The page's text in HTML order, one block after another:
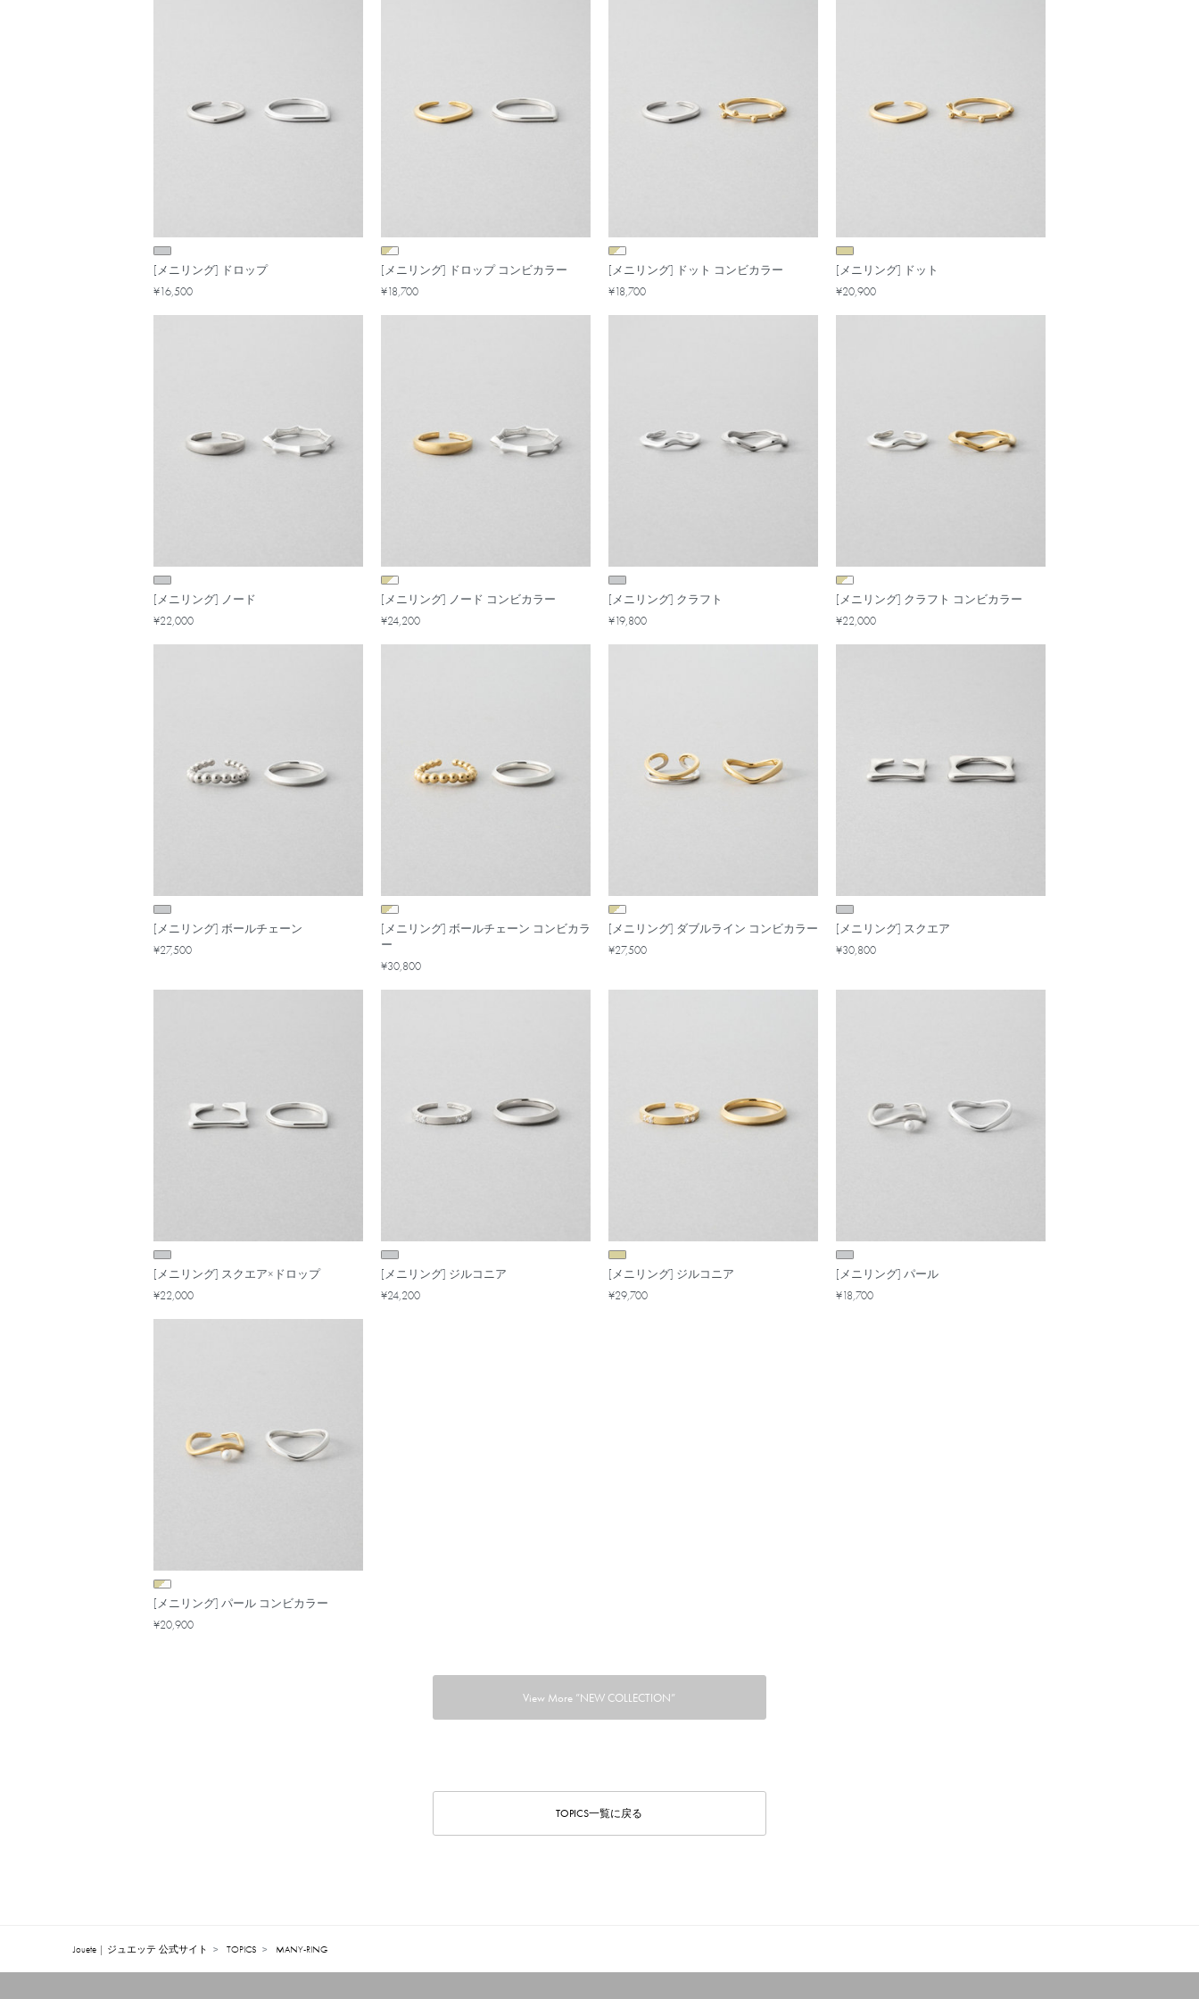
[メニリング] ドロップ
¥16,500
[メニリング] ドロップ コンビカラー
¥18,700
[メニリング] ドット コンビカラー
¥18,700
[メニリング] ドット
¥20,900
[メニリング] ノード
¥22,000
[メニリング] ノード コンビカラー
¥24,200
[メニリング] クラフト
¥19,800
[メニリング] クラフト コンビカラー
¥22,000
[メニリング] ボールチェーン
¥27,500
[メニリング] ボールチェーン コンビカラ
ー
¥30,800
[メニリング] ダブルライン コンビカラー
¥27,500
[メニリング] スクエア
¥30,800
[メニリング] スクエア×ドロップ
¥22,000
[メニリング] ジルコニア
¥24,200
[メニリング] ジルコニア
¥29,700
[メニリング] パール
¥18,700
[メニリング] パール コンビカラー
¥20,900
View More ”NEW COLLECTION”
TOPICS一覧に戻る
Jouete | ジュエッテ 公式サイト TOPICS MANY-RING